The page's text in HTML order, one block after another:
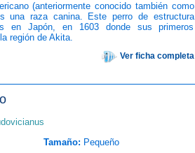
(anteriormente conocido también como
una raza canina. Este perro de estructura
en Japón, en 1603 donde sus primeros
región de Akita.
Ver ficha completa
Tamaño: Pequeño